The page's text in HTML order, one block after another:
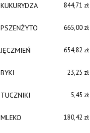
KUKURYDZA 844,71 zł
PSZENŻYTO 665,00 zł
JĘCZMIEŃ 654,82 zł
BYKI 23,25 zł
TUCZNIKI 5,45 zł
MLEKO 180,42 zł